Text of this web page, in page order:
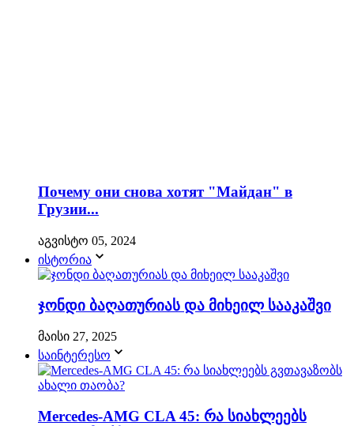
Почему они снова хотят "Майдан" в
Грузии...
აგვისტო 05, 2024
ისტორია
ჯონდი ბაღათურიას და მიხეილ სააკაშვი
მაისი 27, 2025
საინტერესო
Mercedes-AMG CLA 45: რა სიახლეებს